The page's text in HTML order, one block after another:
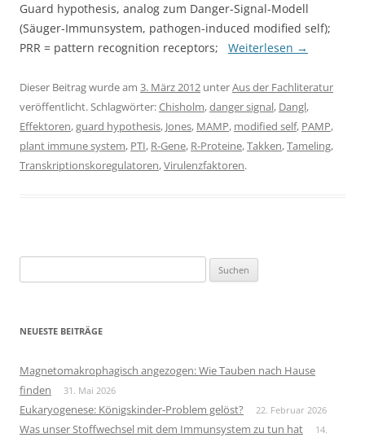
Guard hypothesis, analog zum Danger-Signal-Modell
(Säuger-Immunsystem, pathogen-induced modified self);
PRR = pattern recognition receptors; Weiterlesen →
Dieser Beitrag wurde am 3. März 2012 unterAus der Fachliteratur
veröffentlicht. Schlagwörter:Chisholm,danger signal, Dangl,
Effektoren,guard hypothesis, Jones, MAMP, modified self, PAMP,
plant immune system, PTI, R-Gene, R-Proteine,Takken,Tameling,
Transkriptionskoregulatoren,Virulenzfaktoren.
nach:
NEUESTE BEITRÄGE
Magnetomakrophagisch angezogen: Wie Tauben nach Hause
finden
31. Mai 2026
Eukaryogenese: Königskinder-Problem gelöst? 22. Februar 2026
Was unser Stoffwechsel mit dem Immunsystem zu tun hat
14.